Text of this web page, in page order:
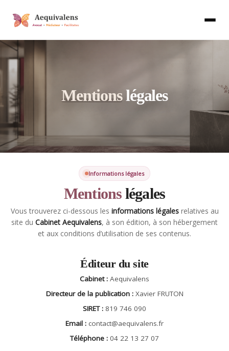
contenu
Mentionslégales
Informations légales
Mentions légales
Vous trouverez ci-dessous les informations légalesrelatives au
site du Cabinet Aequivalens, à son édition, à son hébergement
et aux conditions d’utilisation de ses contenus.
Éditeur du site
Cabinet : Aequivalens
Directeur de la publication :Xavier FRUTON
SIRET : 819 746 090
Email : contact@aequivalens.fr
Téléphone : 04 22 13 27 07